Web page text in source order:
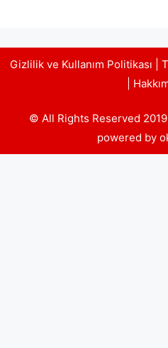
Gizlilik ve Kullanım Politikası
© All Rights Reserved
powered by